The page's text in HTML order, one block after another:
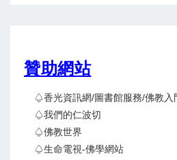
贊助網站
♤香光資訊網/圖書館服務/佛教入
♤我們的仁波切
♤佛教世界
♤生命電視-佛學網站